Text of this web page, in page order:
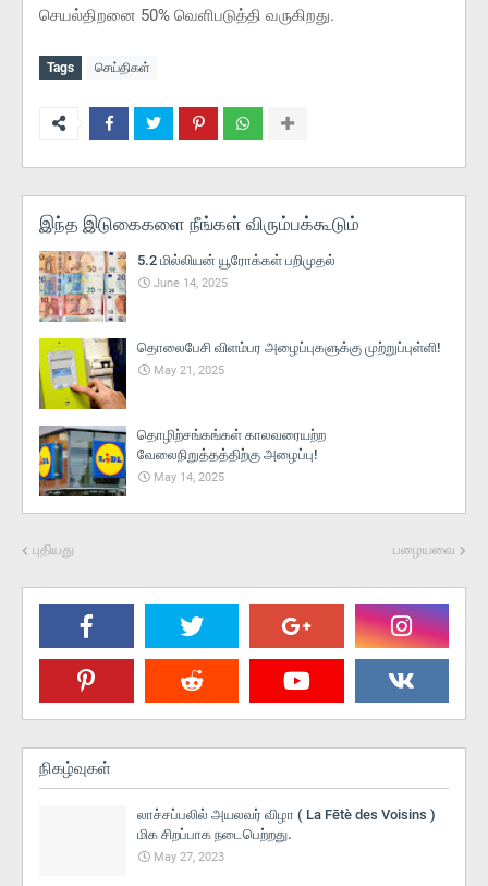
செயல்திறனை 50% வெளிபடுத்தி வருகிறது.
Tags செய்திகள்
இந்த இடுகைகளை நீங்கள் விரும்பக்கூடும்
5.2 மில்லியன் யூரோக்கள் பறிமுதல்
June 14, 2025
தொலைபேசி விளம்பர அழைப்புகளுக்கு முற்றுப்புள்ளி!
May 21, 2025
தொழிற்சங்கங்கள் காலவரையற்ற
வேலைநிறுத்தத்திற்கு அழைப்பு!
May 14, 2025
புதியது பழையவை
நிகழ்வுகள்
லாச்சப்பலில் அயலவர் விழா ( La Fētè des Voisins )
மிக சிறப்பாக நடைபெற்றது.
May 27, 2023